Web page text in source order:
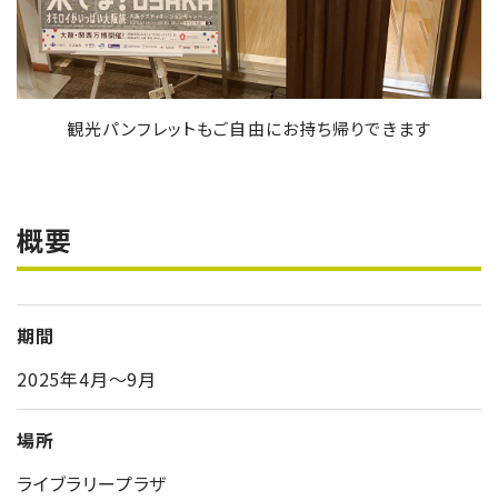
観光パンフレットもご自由にお持ち帰りできます
概要
期間
2025年4月～9月
場所
ライブラリープラザ